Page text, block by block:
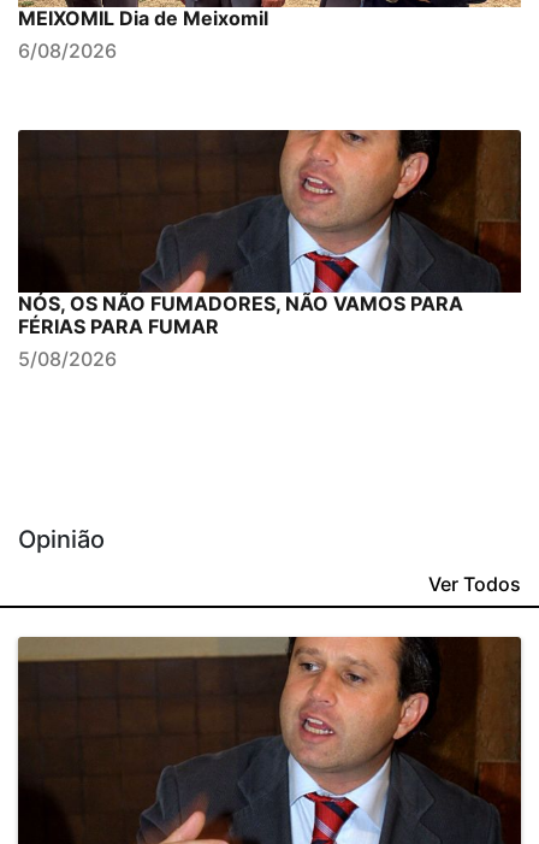
MEIXOMIL Dia de Meixomil
6/08/2026
NÓS, OS NÃO FUMADORES, NÃO VAMOS PARA
FÉRIAS PARA FUMAR
5/08/2026
Opinião
Ver Todos